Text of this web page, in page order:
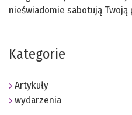
nieświadomie sabotują Twoją
Kategorie
Artykuły
wydarzenia